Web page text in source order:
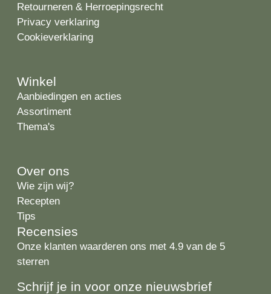
Retourneren & Herroepingsrecht
Privacy verklaring
Cookieverklaring
Winkel
Aanbiedingen en acties
Assortiment
Thema's
Over ons
Wie zijn wij?
Recepten
Tips
Recensies
Onze klanten waarderen ons met 4.9 van de 5
sterren
Schrijf je in voor onze nieuwsbrief